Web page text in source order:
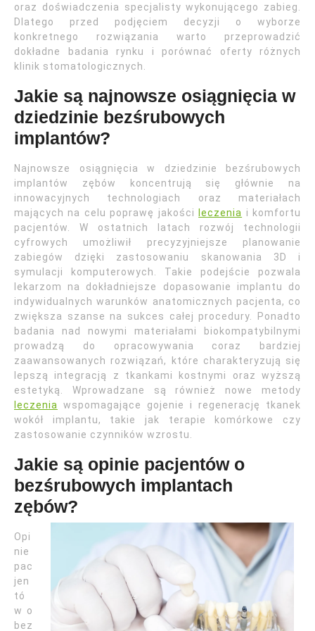
oraz doświadczenia specjalisty wykonującego zabieg.
Dlatego przed podjęciem decyzji o wyborze
konkretnego rozwiązania warto przeprowadzić
dokładne badania rynku i porównać oferty różnych
klinik stomatologicznych.
Jakie są najnowsze osiągnięcia w
dziedzinie bezśrubowych
implantów?
Najnowsze osiągnięcia w dziedzinie bezśrubowych
implantów zębów koncentrują się głównie na
innowacyjnych technologiach oraz materiałach
mających na celu poprawę jakości
leczenia i komfortu
pacjentów. W ostatnich latach rozwój technologii
cyfrowych umożliwił precyzyjniejsze planowanie
zabiegów dzięki zastosowaniu skanowania 3D i
symulacji komputerowych. Takie podejście pozwala
lekarzom na dokładniejsze dopasowanie implantu do
indywidualnych warunków anatomicznych pacjenta, co
zwiększa szanse na sukces całej procedury. Ponadto
badania nad nowymi materiałami biokompatybilnymi
prowadzą do opracowywania coraz bardziej
zaawansowanych rozwiązań, które charakteryzują się
lepszą integracją z tkankami kostnymi oraz wyższą
estetyką. Wprowadzane są również nowe metody
leczenia wspomagające gojenie i regenerację tkanek
wokół implantu, takie jak terapie komórkowe czy
zastosowanie czynników wzrostu.
Jakie są opinie pacjentów o
bezśrubowych implantach
zębów?
Opi
nie
pac
jen
tó
w o
bez